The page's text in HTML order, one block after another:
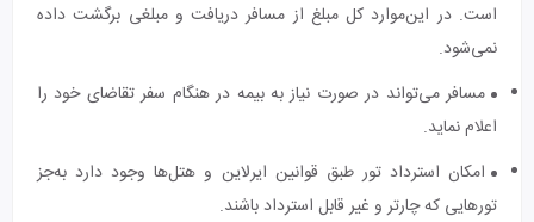
است. در این‌موارد کل مبلغ از مسافر دریافت و مبلغی برگشت داده
نمی‌شود.
مسافر می‌تواند در صورت نیاز به بیمه در هنگام سفر تقاضای خود را
اعلام نماید.
امکان استرداد تور طبق قوانین ایرلاین و هتل‌ها وجود دارد به‌جز
تورهایی که چارتر و غیر قابل استرداد باشند.